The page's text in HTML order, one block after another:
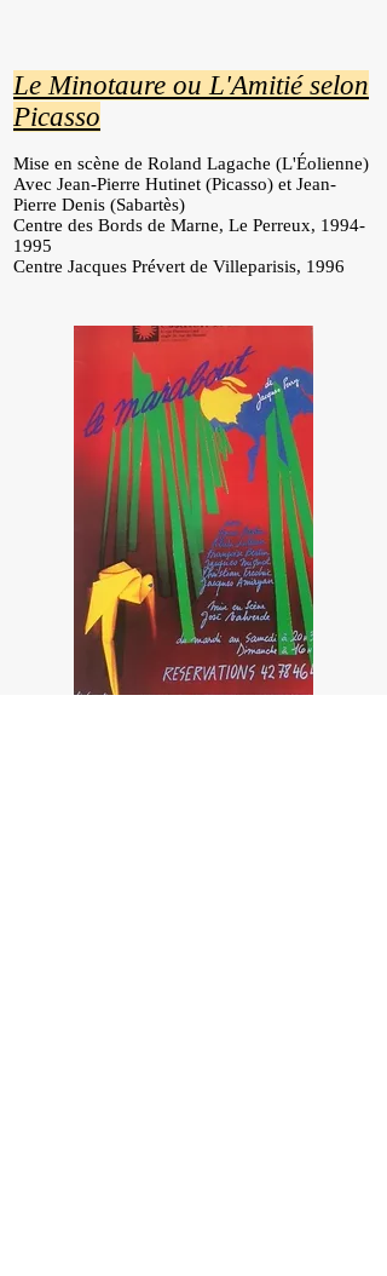
Le Minotaure ou L'Amitié selon
Picasso
Mise en scène de Roland Lagache (L'Éolienne)
Avec Jean-Pierre Hutinet (Picasso) et Jean-
Pierre Denis (Sabartès)
Centre des Bords de Marne, Le Perreux, 1994-
1995
Centre Jacques Prévert de Villeparisis, 1996